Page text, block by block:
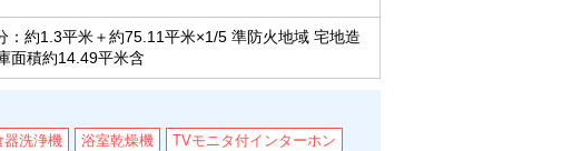
約1.3平米＋約75.11平米×1/5 準防火地域 宅地造
面積約14.49平米含
器洗浄機 浴室乾燥機
TVモニタ付インターホン